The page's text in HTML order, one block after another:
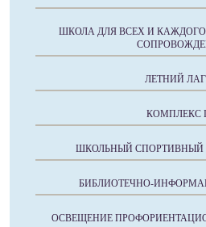
ШКОЛА ДЛЯ ВСЕХ И КАЖДОГО
ЛЕТНИЙ
КОМПЛЕКС
ШКОЛЬНЫЙ СПОРТИВНЫЙ
БИБЛИОТЕЧНО-
ОСВЕЩЕНИЕ